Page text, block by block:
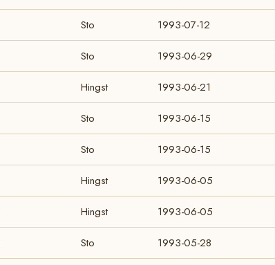
Sto 1993-07-12
Sto 1993-06-29
Hingst 1993-06-21
Sto 1993-06-15
Sto 1993-06-15
Hingst 1993-06-05
Hingst 1993-06-05
Sto 1993-05-28